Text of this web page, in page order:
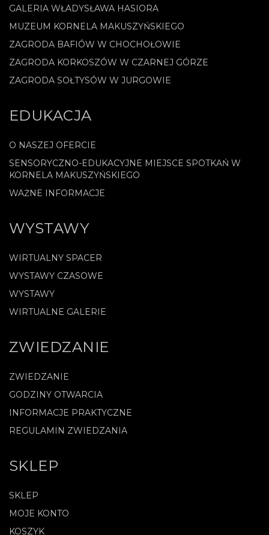
GALERIA WŁADYSŁAWA HASIORA
MUZEUM KORNELA MAKUSZYŃSKIEGO
ZAGRODA BAFIÓW W CHOCHOŁOWIE
ZAGRODA KORKOSZÓW W CZARNEJ GÓRZE
ZAGRODA SOŁTYSÓW W JURGOWIE
EDUKACJA
O NASZEJ OFERCIE
SENSORYCZNO-EDUKACYJNE MIEJSCE SPOTKAŃ W
KORNELA MAKUSZYŃSKIEGO
WAŻNE INFORMACJE
WYSTAWY
WIRTUALNY SPACER
WYSTAWY CZASOWE
WYSTAWY
WIRTUALNE GALERIE
ZWIEDZANIE
ZWIEDZANIE
GODZINY OTWARCIA
INFORMACJE PRAKTYCZNE
REGULAMIN ZWIEDZANIA
SKLEP
SKLEP
MOJE KONTO
KOSZYK